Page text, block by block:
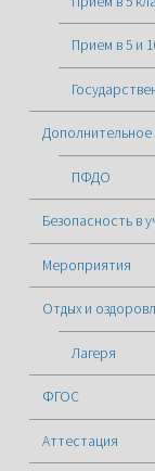
Прием в 5 и
ПФДО
Безопасность в
Мероприятия
Отдых и
Лагеря
ФГОС
Аттестация